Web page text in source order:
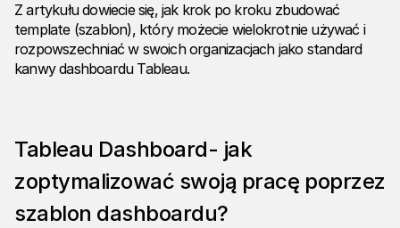
Z artykułu dowiecie się, jak krok po kroku zbudować
template (szablon), który możecie wielokrotnie używać i
rozpowszechniać w swoich organizacjach jako standard
kanwy dashboardu Tableau.
Tableau Dashboard- jak
zoptymalizować swoją pracę poprzez
szablon dashboardu?